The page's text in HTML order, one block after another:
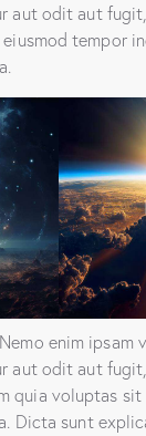
aut odit aut
tempor
enim ipsam
aut odit aut
quia voluptas sit
Dicta sunt